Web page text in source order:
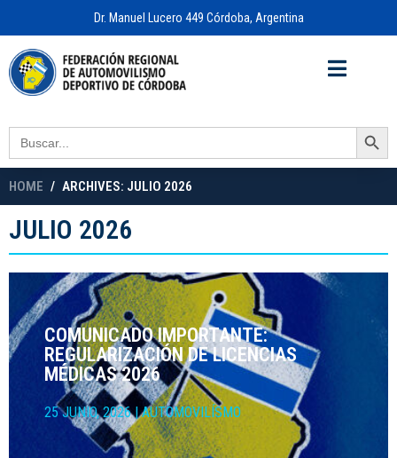
Dr. Manuel Lucero 449 Córdoba, Argentina
Search
for:
Search Button
HOME ARCHIVES: JULIO 2026
JULIO 2026
COMUNICADO IMPORTANTE:
REGULARIZACIÓN DE LICENCIAS
MÉDICAS 2026
25 JUNIO, 2026 | AUTOMOVILÍSMO